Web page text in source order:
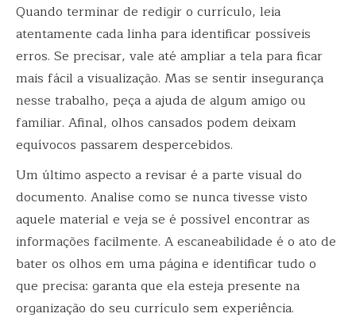
Quando terminar de redigir o currículo, leia
atentamente cada linha para identificar possíveis
erros. Se precisar, vale até ampliar a tela para ficar
mais fácil a visualização. Mas se sentir insegurança
nesse trabalho, peça a ajuda de algum amigo ou
familiar. Afinal, olhos cansados podem deixam
equívocos passarem despercebidos.
Um último aspecto a revisar é a parte visual do
documento. Analise como se nunca tivesse visto
aquele material e veja se é possível encontrar as
informações facilmente. A escaneabilidade é o ato de
bater os olhos em uma página e identificar tudo o
que precisa: garanta que ela esteja presente na
organização do seu currículo sem experiência.